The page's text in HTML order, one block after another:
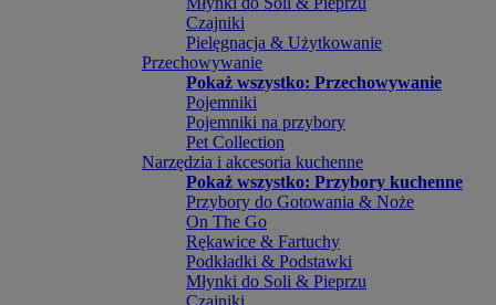
Czajniki
Pielęgnacja & Użytkowanie
Przechowywanie
Pokaż wszystko: Przechowywanie
Pojemniki
Pojemniki na przybory
Pet Collection
Narzędzia i akcesoria kuchenne
Pokaż wszystko: Przybory kuchenne
Przybory do Gotowania & Noże
On The Go
Rękawice & Fartuchy
Podkładki & Podstawki
Młynki do Soli & Pieprzu
Czajniki